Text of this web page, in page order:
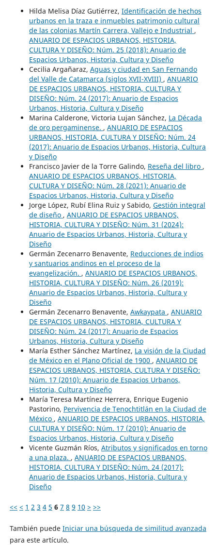
Hilda Melisa Díaz Gutiérrez, Identificación de hechos
urbanos en la traza e inmuebles patrimonio cultural
de las colonias Martín Carrera, Vallejo e Industrial ,
ANUARIO DE ESPACIOS URBANOS, HISTORIA,
CULTURA Y DISEÑO: Núm. 25 (2018): Anuario de
Espacios Urbanos, Historia, Cultura y Diseño
Cecilia Argañaraz, Aguas y ciudad en San Fernando
del Valle de Catamarca (siglos XVII-XVIII) , ANUARIO
DE ESPACIOS URBANOS, HISTORIA, CULTURA Y
DISEÑO: Núm. 24 (2017): Anuario de Espacios
Urbanos, Historia, Cultura y Diseño
Marina Calderone, Victoria Lujan Sánchez, La Década
de oro pergaminense. , ANUARIO DE ESPACIOS
URBANOS, HISTORIA, CULTURA Y DISEÑO: Núm. 24
(2017): Anuario de Espacios Urbanos, Historia, Cultura
y Diseño
Francisco Javier de la Torre Galindo, Reseña del libro ,
ANUARIO DE ESPACIOS URBANOS, HISTORIA,
CULTURA Y DISEÑO: Núm. 28 (2021): Anuario de
Espacios Urbanos, Historia, Cultura y Diseño
Jorge López, Rubí Elina Ruiz y Sabido, Gestión integral
de diseño , ANUARIO DE ESPACIOS URBANOS,
HISTORIA, CULTURA Y DISEÑO: Núm. 31 (2024):
Anuario de Espacios Urbanos, Historia, Cultura y
Diseño
Germán Zecenarro Benavente, Reducciones de indios
y santuarios andinos en el proceso de la
evangelización. , ANUARIO DE ESPACIOS URBANOS,
HISTORIA, CULTURA Y DISEÑO: Núm. 26 (2019):
Anuario de Espacios Urbanos, Historia, Cultura y
Diseño
Germán Zecenarro Benavente, Awkaypata , ANUARIO
DE ESPACIOS URBANOS, HISTORIA, CULTURA Y
DISEÑO: Núm. 24 (2017): Anuario de Espacios
Urbanos, Historia, Cultura y Diseño
María Esther Sánchez Martínez, La visión de la Ciudad
de México en el Plano Oficial de 1900 , ANUARIO DE
ESPACIOS URBANOS, HISTORIA, CULTURA Y DISEÑO:
Núm. 17 (2010): Anuario de Espacios Urbanos,
Historia, Cultura y Diseño
María Teresa Martínez Herrera, Enrique Eugenio
Pastorino, Pervivencia de Tenochtitlán en la Ciudad de
México , ANUARIO DE ESPACIOS URBANOS, HISTORIA,
CULTURA Y DISEÑO: Núm. 17 (2010): Anuario de
Espacios Urbanos, Historia, Cultura y Diseño
Vicente Guzmán Ríos, Atributos y significados en torno
a una plaza. , ANUARIO DE ESPACIOS URBANOS,
HISTORIA, CULTURA Y DISEÑO: Núm. 24 (2017):
Anuario de Espacios Urbanos, Historia, Cultura y
Diseño
<< < 1 2 3 4 5 6 7 8 9 10 > >>
También puede Iniciar una búsqueda de similitud avanzada
para este artículo.